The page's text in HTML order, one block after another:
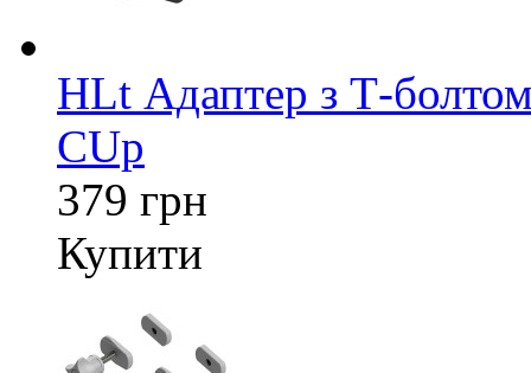
HLt Адаптер з Т-
CUp
379 грн
Купити